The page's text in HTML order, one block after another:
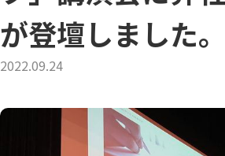
が登壇しました。
2022.09.24